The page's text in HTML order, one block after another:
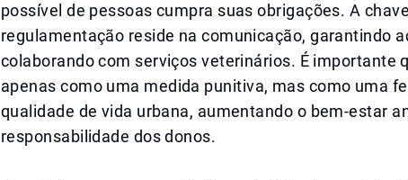
possível de pessoas cumpra suas obrigações. A
regulamentação reside na comunicação, garantindo
colaborando com serviços veterinários. É importante
apenas como uma medida punitiva, mas como uma
qualidade de vida urbana, aumentando o bem-estar
responsabilidade dos donos.